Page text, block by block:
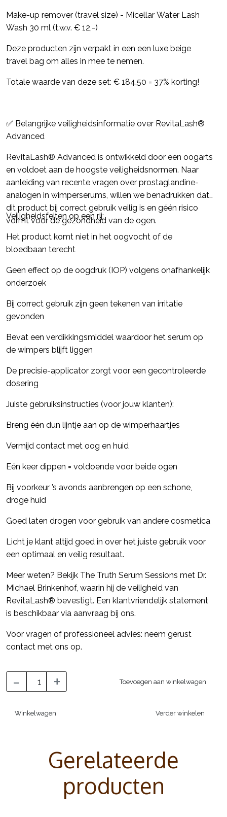
Make-up remover (travel size) - Micellar Water Lash
Wash 30 ml (t.w.v. € 12,-)
Deze producten zijn verpakt in een een luxe beige
travel bag om alles in mee te nemen.
Totale waarde van deze set: € 184,50 = 37% korting!
✅ Belangrijke veiligheidsinformatie over RevitaLash®
Advanced
RevitaLash® Advanced is ontwikkeld door een oogarts
en voldoet aan de hoogste veiligheidsnormen. Naar
aanleiding van recente vragen over prostaglandine-
analogen in wimperserums, willen we benadrukken dat
dit product bij correct gebruik veilig is en géén risico
vormt voor de gezondheid van de ogen.
Veiligheidsfeiten op een rij:
Het product komt niet in het oogvocht of de
bloedbaan terecht
Geen effect op de oogdruk (IOP) volgens onafhankelijk
onderzoek
Bij correct gebruik zijn geen tekenen van irritatie
gevonden
Bevat een verdikkingsmiddel waardoor het serum op
de wimpers blijft liggen
De precisie-applicator zorgt voor een gecontroleerde
dosering
Juiste gebruiksinstructies (voor jouw klanten):
Breng één dun lijntje aan op de wimperhaartjes
Vermijd contact met oog en huid
Eén keer dippen = voldoende voor beide ogen
Bij voorkeur ’s avonds aanbrengen op een schone,
droge huid
Goed laten drogen voor gebruik van andere cosmetica
Licht je klant altijd goed in over het juiste gebruik voor
een optimaal en veilig resultaat.
Meer weten? Bekijk The Truth Serum Sessions met Dr.
Michael Brinkenhof, waarin hij de veiligheid van
RevitaLash® bevestigt. Een klantvriendelijk statement
is beschikbaar via aanvraag bij ons.
Voor vragen of professioneel advies: neem gerust
contact met ons op.
- + Toevoegen aan winkelwagen
Winkelwagen Verder winkelen
Gerelateerde
producten